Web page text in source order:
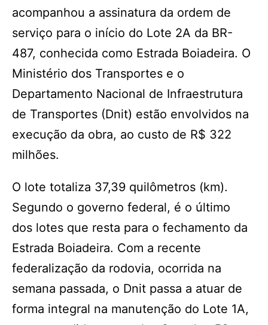
acompanhou a assinatura da ordem de
serviço para o início do Lote 2A da BR-
487, conhecida como Estrada Boiadeira. O
Ministério dos Transportes e o
Departamento Nacional de Infraestrutura
de Transportes (Dnit) estão envolvidos na
execução da obra, ao custo de R$ 322
milhões.
O lote totaliza 37,39 quilômetros (km).
Segundo o governo federal, é o último
dos lotes que resta para o fechamento da
Estrada Boiadeira. Com a recente
federalização da rodovia, ocorrida na
semana passada, o Dnit passa a atuar de
forma integral na manutenção do Lote 1A,